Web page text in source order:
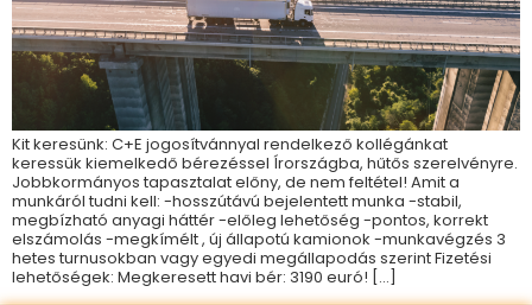
Kit keresünk: C+E jogosítvánnyal rendelkező kollégánkat
keressük kiemelkedő bérezéssel Írországba, hűtős szerelvényre.
Jobbkormányos tapasztalat előny, de nem feltétel! Amit a
munkáról tudni kell: -hosszútávú bejelentett munka -stabil,
megbízható anyagi háttér -előleg lehetőség -pontos, korrekt
elszámolás -megkímélt , új állapotú kamionok -munkavégzés 3
hetes turnusokban vagy egyedi megállapodás szerint Fizetési
lehetőségek: Megkeresett havi bér: 3190 euró! […]